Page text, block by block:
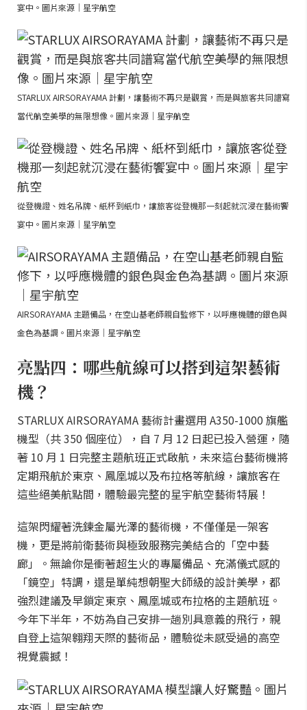
宴中。圖片來源｜星宇航空
STARLUX AIRSORAYAMA 計劃，讓藝術不再只是觀賞，而是與旅客共同譜寫
當代航空美學的無限想像。圖片來源｜星宇航空
從登機證、姓名吊牌、紙杯到紙巾，讓旅客從登機那一刻起就沉浸在藝術饗
宴中。圖片來源｜星宇航空
AIRSORAYAMA 主題備品，在空山基老師親自監修下，以呼應機體的銀色與
金色為基調。圖片來源｜星宇航空
亮點四：哪些航線可以搭到這架藝術
機？
STARLUX AIRSORAYAMA 藝術計畫選用 A350-1000 旗艦
機型（共 350 個座位），自 7 月 12 日起已投入營運，隨
著 10 月 1 日完整主題航班正式啟航，未來這台藝術機將
定期飛航於東京、鳳凰城以及布拉格等航線，讓旅客在
這些絕美航點間，體驗最完整的星宇航空藝術特展！
這架閃耀著洗鍊金屬光澤的藝術機，不僅僅是一架客
機，更是將前衛藝術與極致服務完美結合的「空中藝
廊」。無論你是衝著超生火的專屬備品、充滿儀式感的
「鏡空」特調，還是單純想朝聖大師級的設計美學，都
強烈建議及早鎖定東京、鳳凰城或布拉格的主題航班。
今年下半年，不妨為自己安排一趟別具意義的飛行，親
自登上這架翱翔天際的藝術品，體驗從未感受過的高空
視覺震撼！